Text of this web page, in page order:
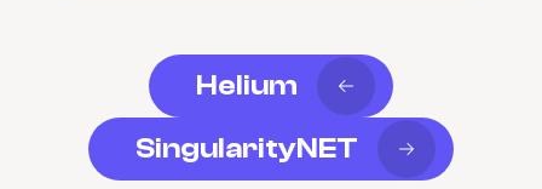
Helium
SingularityNET